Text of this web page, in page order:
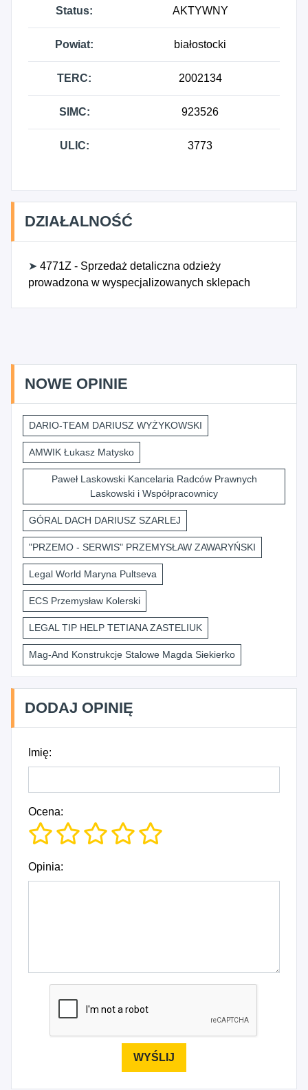
Status: AKTYWNY
Powiat: białostocki
TERC: 2002134
SIMC: 923526
ULIC: 3773
DZIAŁALNOŚĆ
➤ 4771Z - Sprzedaż detaliczna odzieży
prowadzona w wyspecjalizowanych sklepach
NOWE OPINIE
DARIO-TEAM DARIUSZ WYŻYKOWSKI
AMWIK Łukasz Matysko
Paweł Laskowski Kancelaria Radców Prawnych
Laskowski i Współpracownicy
GÓRAL DACH DARIUSZ SZARLEJ
"PRZEMO - SERWIS" PRZEMYSŁAW ZAWARYŃSKI
Legal World Maryna Pultseva
ECS Przemysław Kolerski
LEGAL TIP HELP TETIANA ZASTELIUK
Mag-And Konstrukcje Stalowe Magda Siekierko
DODAJ OPINIĘ
Imię:
Ocena:
Opinia: